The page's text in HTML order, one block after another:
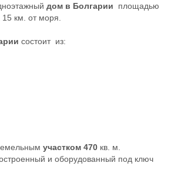
дом в Болгарии площадью
км. от моря.
состоит из:
участком 470 кв. м.
и оборудованный под ключ